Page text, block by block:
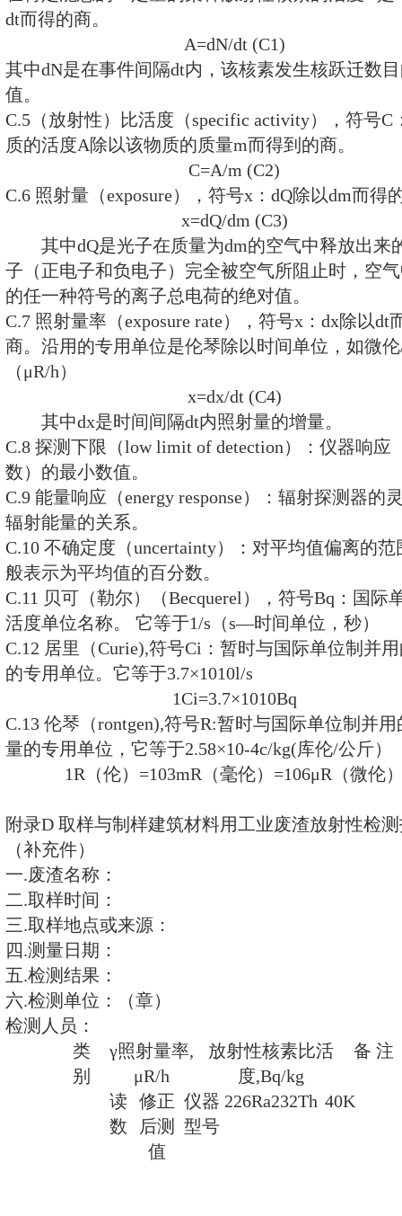
高度0.5m。
附录B 取样与制样（补充件）
B.1 取样
B.1.1 在生产线取样时，每天取样
续取样3天，总量为6kg，混合均
品。
B.1.2 在废渣堆场取样时，按堆的
堆的四周等距离的四点，在离表面
1kg，混合均匀后取2kg为代表性样
B.1.3 当样品颗粒度有部分大于
分，大于5mm的进行破碎筛分，
混匀。
B.2 制样
B.2.1 采集的样品在实验室用制样
B.2.2 物理方法测量的样品颗粒度
B.2.3 放射化学分析方法测量的样
0.08mm。
附录C 名词术语（补充件）
C.1 放射性（radioactivity）：某些
子，或γ 射线.或在发生轨道电子俘
生自发裂变.这种性质称为放射性。
C.2核素（nuclide）：具有相同数
一核能态的一类原子。
C.3天然放射性核素（natural
具有放射性的核素。
C.4（放射性）活度（activity），
在特定能态的一定量的某种放射性
dt而得的商。
A=dN/dt (C
其中dN是在事件间隔dt内，该核